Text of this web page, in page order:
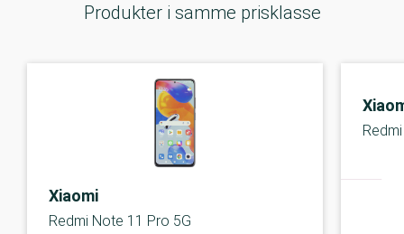
Produkter i samme prisklasse
Xiaomi
Redmi Note 11 Pro 5G